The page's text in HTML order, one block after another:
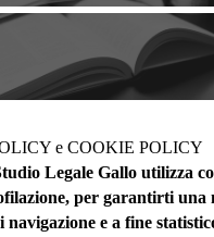
e COOKIE POLICY
Legale Gallo utilizza
per garantirti una
navigazione e a fine